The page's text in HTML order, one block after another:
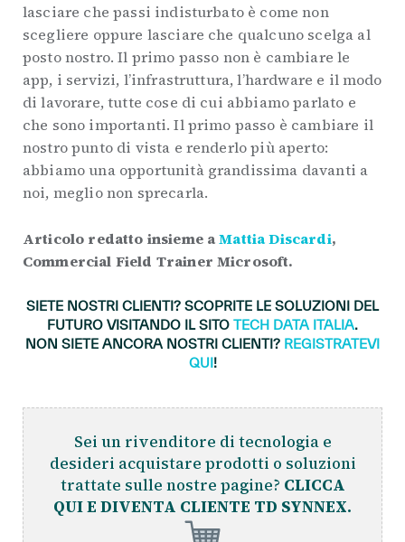
lasciare che passi indisturbato è come non
scegliere oppure lasciare che qualcuno scelga al
posto nostro. Il primo passo non è cambiare le
app, i servizi, l’infrastruttura, l’hardware e il modo
di lavorare, tutte cose di cui abbiamo parlato e
che sono importanti. Il primo passo è cambiare il
nostro punto di vista e renderlo più aperto:
abbiamo una opportunità grandissima davanti a
noi, meglio non sprecarla.
Articolo redatto insieme aMattia Discardi,
Commercial Field Trainer Microsoft.
SIETE NOSTRI CLIENTI? SCOPRITE LE SOLUZIONI DEL
FUTURO VISITANDO IL SITO TECH DATA ITALIA.
NON SIETE ANCORA NOSTRI CLIENTI? REGISTRATEVI
QUI!
Sei un rivenditore di tecnologia e
desideri acquistare prodotti o soluzioni
trattate sulle nostre pagine? CLICCA
QUI E DIVENTA CLIENTE TD SYNNEX.